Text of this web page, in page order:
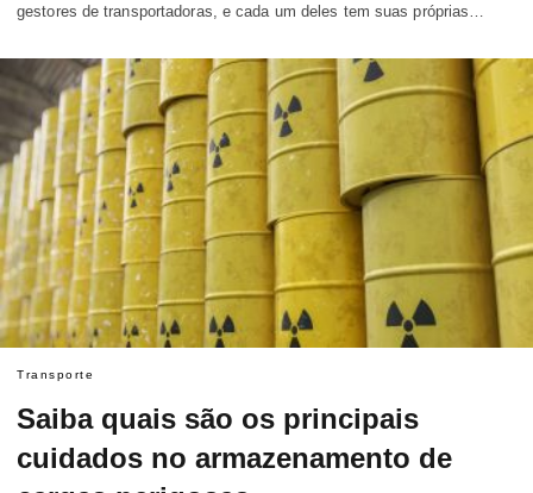
gestores de transportadoras, e cada um deles tem suas próprias…
Transporte
Saiba quais são os principais
cuidados no armazenamento de